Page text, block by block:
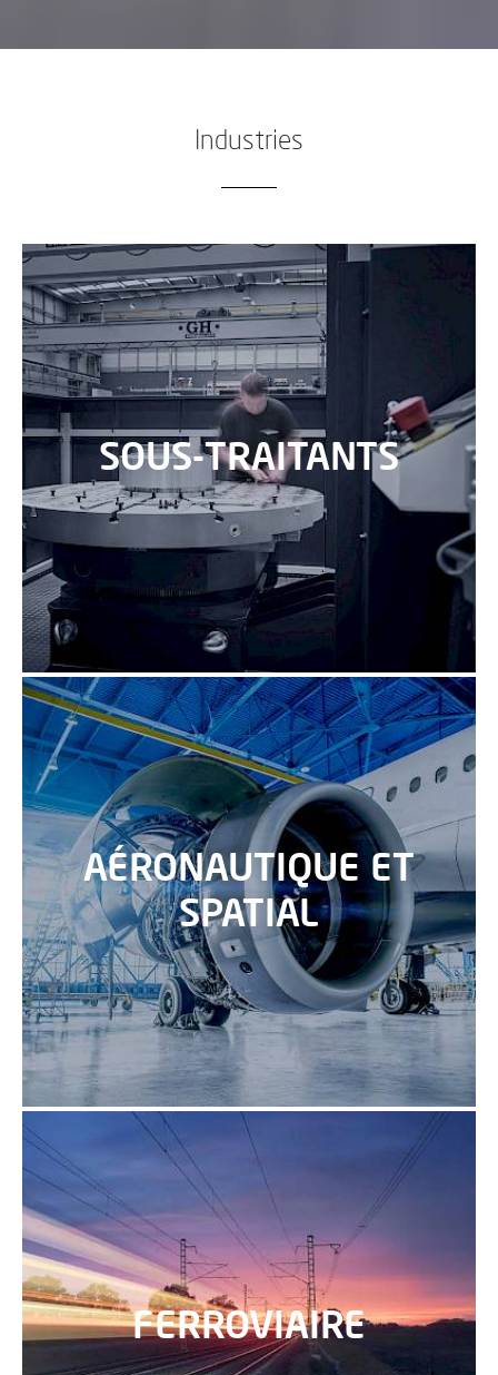
Industries
SOUS-TRAITANTS
AÉRONAUTIQUE ET
SPATIAL
FERROVIAIRE